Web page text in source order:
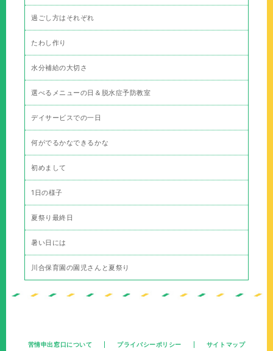
過ごし方はそれぞれ
たわし作り
水分補給の大切さ
選べるメニューの日＆脱水症予防教室
デイサービスでの一日
何がでるかなできるかな
初めまして
1日の様子
夏祭り最終日
暑い日には
川合保育園の園児さんと夏祭り
苦情申出窓口について プライバシーポリシー サイトマップ